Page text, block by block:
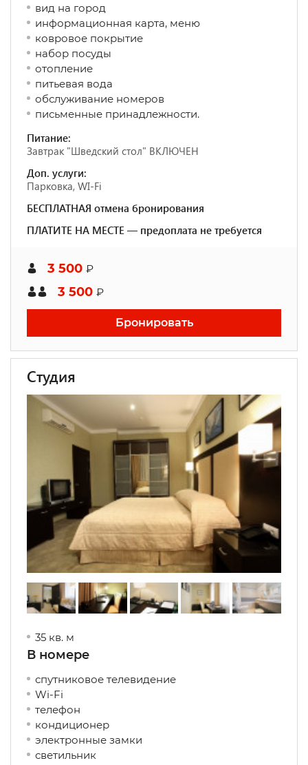
вид на город
информационная карта, меню
ковровое покрытие
набор посуды
отопление
питьевая вода
обслуживание номеров
письменные принадлежности.
Питание:
Завтрак "Шведский стол" ВКЛЮЧЕН
Доп. услуги:
Парковка, WI-Fi
БЕСПЛАТНАЯ отмена бронирования
ПЛАТИТЕ НА МЕСТЕ — предоплата не требуется
3 500 ₽
3 500 ₽
Бронировать
Студия
35 кв. м
В номере
спутниковое телевидение
Wi-Fi
телефон
кондиционер
электронные замки
светильник